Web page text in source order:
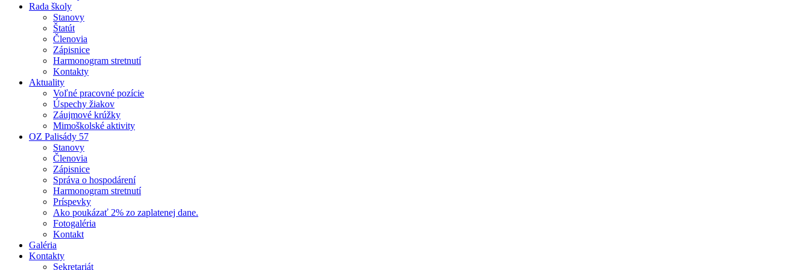
Rada školy
Stanovy
Štatút
Členovia
Zápisnice
Harmonogram stretnutí
Kontakty
Aktuality
Voľné pracovné pozície
Úspechy žiakov
Záujmové krúžky
Mimoškolské aktivity
OZ Palisády 57
Stanovy
Členovia
Zápisnice
Správa o hospodárení
Harmonogram stretnutí
Príspevky
Ako poukázať 2% zo zaplatenej dane.
Fotogaléria
Kontakt
Galéria
Kontakty
Sekretariát